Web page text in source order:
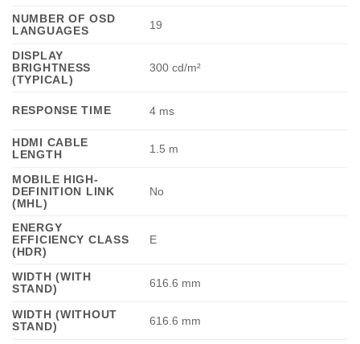
NUMBER OF OSD
LANGUAGES
19
DISPLAY
BRIGHTNESS
(TYPICAL)
300 cd/m²
RESPONSE TIME 4 ms
HDMI CABLE
LENGTH
1.5 m
MOBILE HIGH-
DEFINITION LINK
(MHL)
No
ENERGY
EFFICIENCY CLASS
(HDR)
E
WIDTH (WITH
STAND)
616.6 mm
WIDTH (WITHOUT
STAND)
616.6 mm